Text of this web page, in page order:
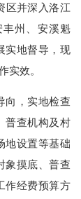
区并深入洛江
州、安溪魁
实地督导，现
实效。
向，实地检查
普查机构及村
地设置等基础
象摸底 、普查
作经费预算方